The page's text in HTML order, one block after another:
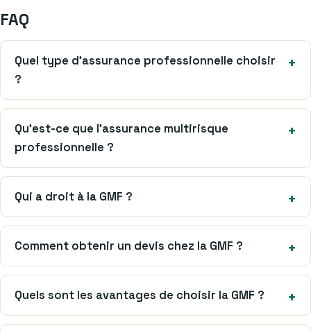
FAQ
Quel type d’assurance professionnelle choisir
?
Qu’est-ce que l’assurance multirisque
professionnelle ?
Qui a droit à la GMF ?
Comment obtenir un devis chez la GMF ?
Quels sont les avantages de choisir la GMF ?